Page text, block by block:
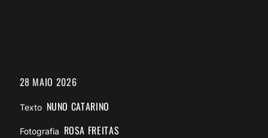
28 MAIO 2026
Texto NUNO CATARINO
Fotografia ROSA FREITAS